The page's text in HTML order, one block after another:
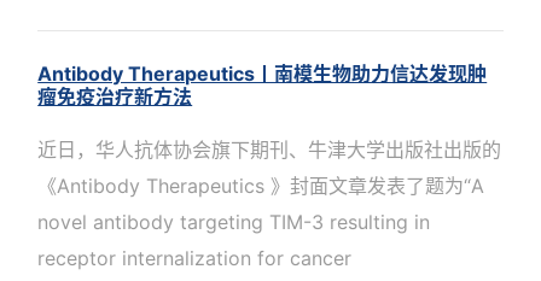
Antibody Therapeutics丨南模生物助力信达发现肿
瘤免疫治疗新方法
近日，华人抗体协会旗下期刊、牛津大学出版社出版的
《Antibody Therapeutics 》封面文章发表了题为“A
novel antibody targeting TIM-3 resulting in
receptor internalization for cancer